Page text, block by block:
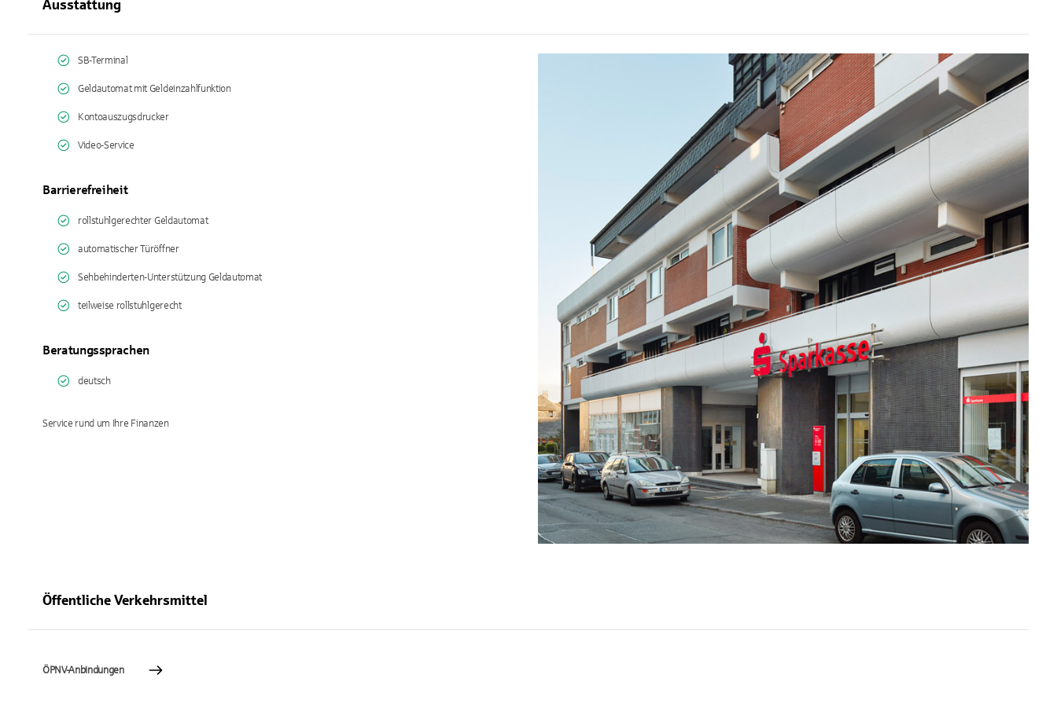
Ausstattung
SB-Terminal
Geldautomat mit Geldeinzahlfunktion
Kontoauszugsdrucker
Video-Service
Barrierefreiheit
rollstuhlgerechter Geldautomat
automatischer Türöffner
Sehbehinderten-Unterstützung Geldautomat
teilweise rollstuhlgerecht
Beratungssprachen
deutsch
Service rund um Ihre Finanzen
Öffentliche Verkehrsmittel
ÖPNV-Anbindungen